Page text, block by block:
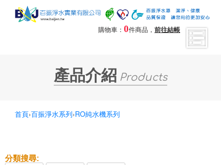
購物車： 0件商品， 前往結帳
產品介紹 Products
首頁›百振淨水系列›RO純水機系列